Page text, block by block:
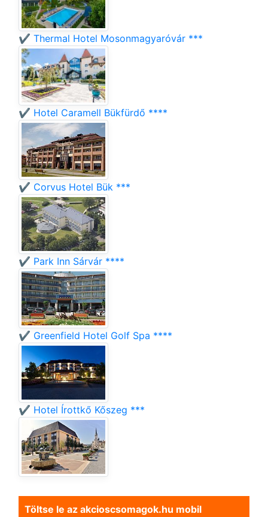
✔️ Thermal Hotel Mosonmagyaróvár ***
✔️ Hotel Caramell Bükfürdő ****
✔️ Corvus Hotel Bük ***
✔️ Park Inn Sárvár ****
✔️ Greenfield Hotel Golf Spa ****
✔️ Hotel Írottkő Kőszeg ***
Töltse le az akcioscsomagok.hu mobil